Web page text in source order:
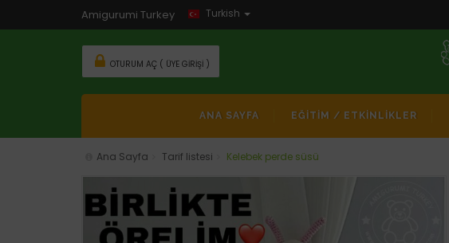
Amigurumi Turkey Turkish
OTURUM AÇ ( ÜYE GIRIŞI )
ANA SAYFA EĞİTİM / ETKİNLİKLER
Ana Sayfa Tarif listesi Kelebek perde süsü